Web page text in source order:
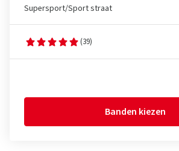
Supersport/Sport straat
(39)
Banden kiezen